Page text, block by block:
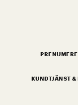
KUNDTJÄNST &